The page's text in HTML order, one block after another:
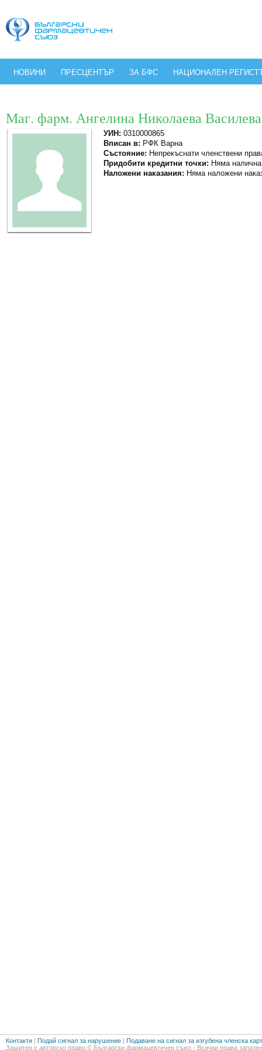
НОВИНИ ПРЕСЦЕНТЪР ЗА БФС НАЦИОНАЛЕН
Маг. фарм. Ангелина Николаева Василева
УИН: 0310000865
Вписан в: РФК Варна
Състояние: Непрекъснати членствени
Придобити кредитни точки: Няма
Наложени наказания: Няма наложени
Контакти | Подай сигнал за нарушение | Подаване на сигнал за изгубена членска
Защитен с авторско право © Български фармацевтичен съюз - Всички права